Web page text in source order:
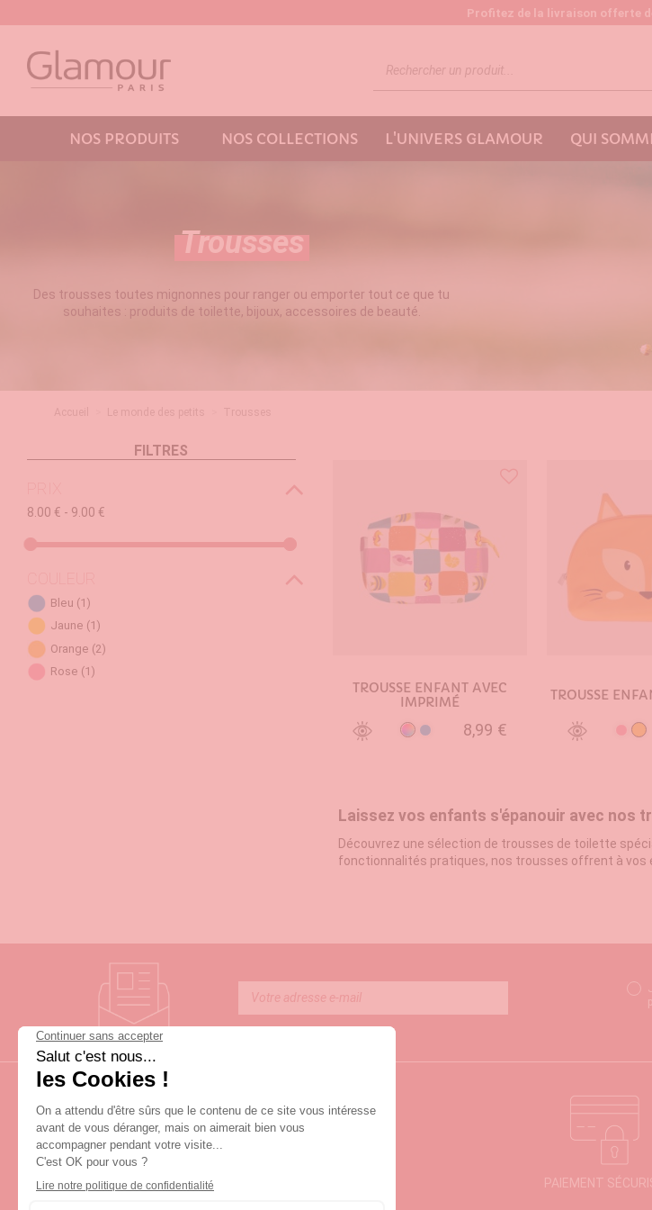
Profitez de la livraison offerte
NOS PRODUITS NOS COLLECTIONS L'UNIVERS GLAMOUR QUI
Trousses
Des trousses toutes mignonnes pour ranger ou emporter tout ce que tu
souhaites : produits de toilette, bijoux, accessoires de beauté.
TROUSSE ENFANT AVEC
IMPRIMÉ
Multicolore
Bleu 8,99 €
TROUSSE
Rose
Laissez vos enfants s'épanouir avec nos
Découvrez une sélection de trousses de toilette
fonctionnalités pratiques, nos trousses offrent à vos
trousses de toilette adaptés à leur âge, avec
Les essentiels de toilette adaptés à leur âge
Les trousses de toilette pour enfants
doivent
articles adaptés à leur âge, comme une brosse à
les cheveux bouclés ou sensibles.
Une trousse de toilette bien entretenue est
pour éliminer toute saleté ou
FILTRES
8.00 € - 9.00 €
Bleu (1)
Jaune (1)
Orange (2)
Rose (1)
LIVRAISON SOUS 3 JOURS OUVRÉS PAIEMENT